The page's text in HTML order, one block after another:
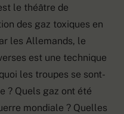
le théâtre de
des gaz toxiques en
les Allemands, le
est une technique
les troupes se sont-
? Quels gaz ont été
mondiale ? Quelles